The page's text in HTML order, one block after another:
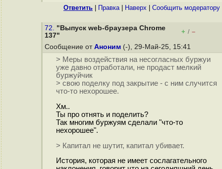
Ответить Правка| Наверх Cообщить модератору
72. "Выпуск web-браузера Chrome
137"
+ / –
Сообщение от Аноним (-), 29-Май-25, 15:41
> Меры воздействия на несогласных буржуи
уже давно отработали, не продаст мелкий
буржуйчик
> свою поделку под закрытие - с ним случится
что-то нехорошее.
Хм..
Ты про отнять и поделить?
Так многим буржуям сделали "что-то
нехорошее".
> Капитал не шутит, капитал убивает.
История, которая не имеет сослагательного